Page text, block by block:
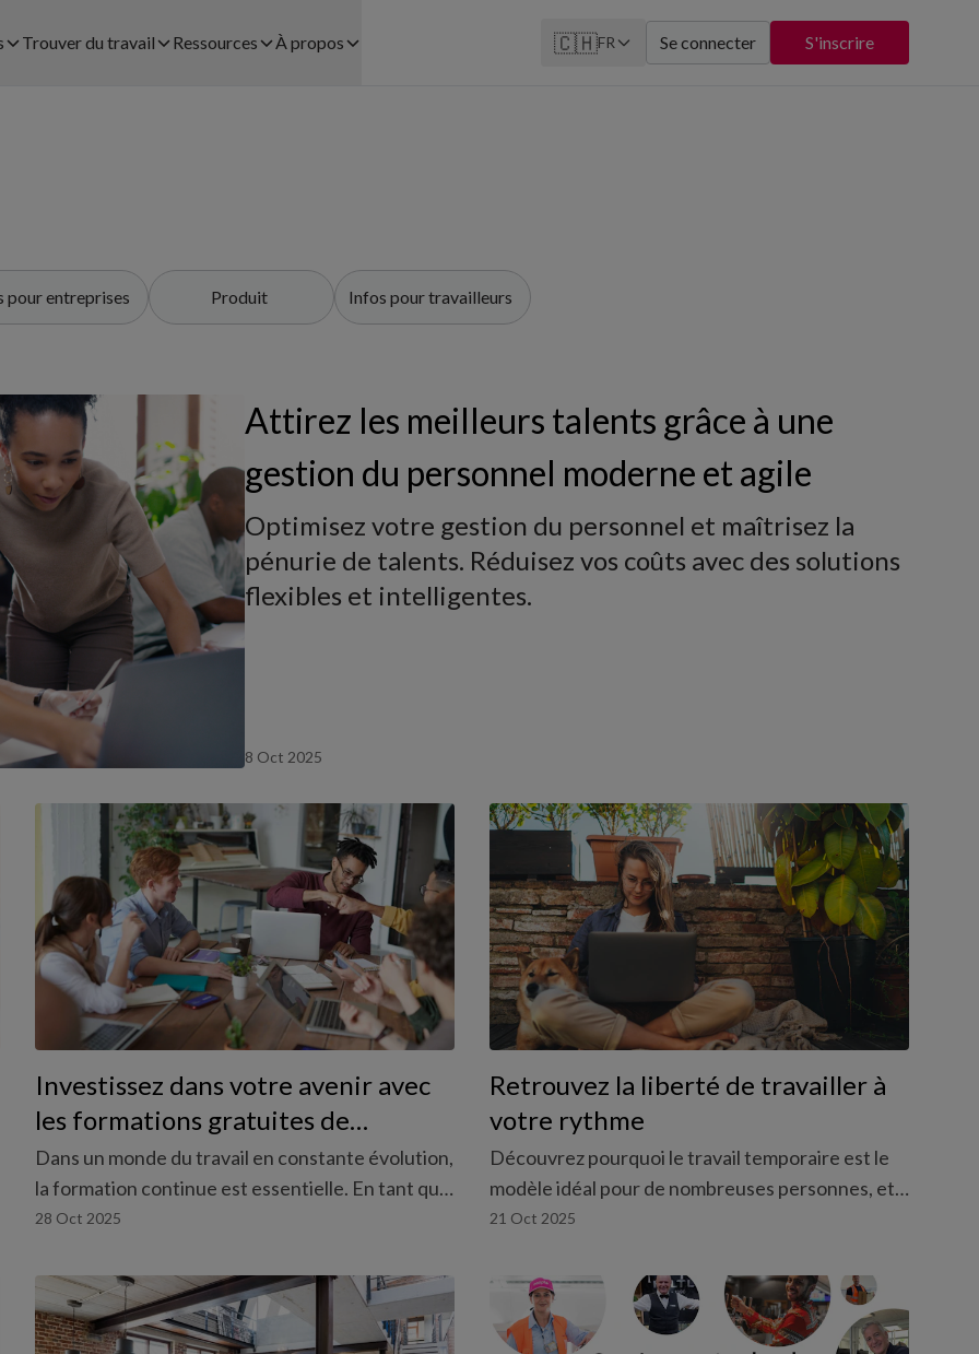
Trouver du travail
Communauté Coople
Télécharger l'app
Ressources À propos 🇨🇭FR Se connecter S'inscrire
pour entreprises Produit Infos pour travailleurs
Attirez les meilleurs talents grâce à une
gestion du personnel moderne et agile
Optimisez votre gestion du personnel et maîtrisez la
pénurie de talents. Réduisez vos coûts avec des solutions
flexibles et intelligentes.
8 Oct 2025
Investissez dans votre avenir avec
les formations gratuites de
temptraining
Dans un monde du travail en constante évolution,
la formation continue est essentielle. En tant que
travailleur·euse temporaire en Suisse, vous
temptraining pour renforcer vos compétences et
faire avancer votre carrière.
28 Oct 2025
Retrouvez la liberté de travailler à
votre rythme
Découvrez pourquoi le travail temporaire est le
modèle idéal pour de nombreuses personnes, et
comment vous pouvez vous lancer facilement et
21 Oct 2025